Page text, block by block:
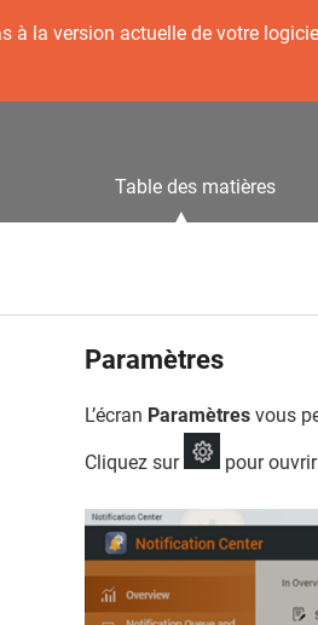
à la version actuelle de votre
Table des matières
Paramètres
L’écran Paramètres vous
Cliquez sur pour